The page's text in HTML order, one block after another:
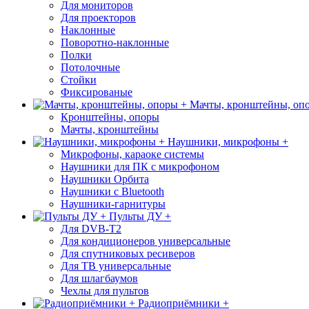
Для мониторов
Для проекторов
Наклонные
Поворотно-наклонные
Полки
Потолочные
Стойки
Фиксированые
Мачты, кронштейны,
Кронштейны, опоры
Мачты, кронштейны
Наушники, микрофоны +
Микрофоны, караоке системы
Наушники для ПК с микрофоном
Наушники Орбита
Наушники с Bluetooth
Наушники-гарнитуры
Пульты ДУ +
Для DVB-T2
Для кондиционеров универсальные
Для спутниковых ресиверов
Для ТВ универсальные
Для шлагбаумов
Чехлы для пультов
Радиоприёмники +